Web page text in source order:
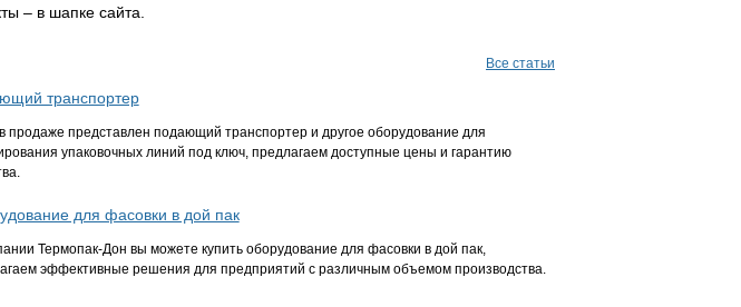
– в шапке сайта.
Все статьи
транспортер
продаже представлен подающий транспортер и другое оборудование для
упаковочных линий под ключ, предлагаем доступные цены и гарантию
для фасовки в дой пак
Термопак-Дон вы можете купить оборудование для фасовки в дой пак,
эффективные решения для предприятий с различным объемом производства.